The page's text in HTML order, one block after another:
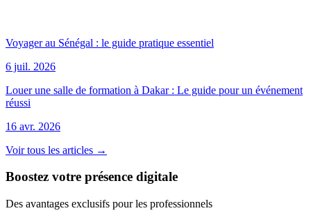
Voyager au Sénégal : le guide pratique essentiel
6 juil. 2026
Louer une salle de formation à Dakar : Le guide pour un événement
réussi
16 avr. 2026
Voir tous les articles →
Boostez votre présence digitale
Des avantages exclusifs pour les professionnels